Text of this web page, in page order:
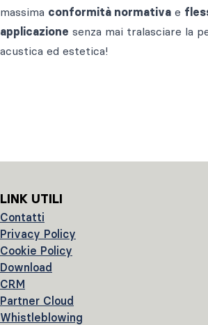
massima conformità normativa e
applicazione senza mai tralasciare la
acustica ed estetica!
LINK UTILI
Contatti
Privacy Policy
Cookie Policy
Download
CRM
Partner Cloud
Whistleblowing